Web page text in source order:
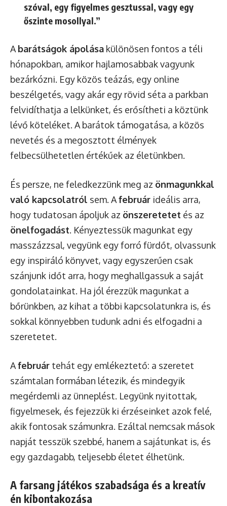
szóval, egy figyelmes gesztussal, vagy egy
őszinte mosollyal.”
A barátságok ápolása különösen fontos a téli
hónapokban, amikor hajlamosabbak vagyunk
bezárkózni. Egy közös teázás, egy online
beszélgetés, vagy akár egy rövid séta a parkban
felvidíthatja a lelkünket, és erősítheti a köztünk
lévő köteléket. A barátok támogatása, a közös
nevetés és a megosztott élmények
felbecsülhetetlen értékűek az életünkben.
És persze, ne feledkezzünk meg az önmagunkkal
való kapcsolatról sem. Afebruár ideális arra,
hogy tudatosan ápoljuk az önszeretetet és az
önelfogadást. Kényeztessük magunkat egy
masszázzsal, vegyünk egy forró fürdőt, olvassunk
egy inspiráló könyvet, vagy egyszerűen csak
szánjunk időt arra, hogy meghallgassuk a saját
gondolatainkat. Ha jól érezzük magunkat a
bőrünkben, az kihat a többi kapcsolatunkra is, és
sokkal könnyebben tudunk adni és elfogadni a
szeretetet.
Afebruár tehát egy emlékeztető: a szeretet
számtalan formában létezik, és mindegyik
megérdemli az ünneplést. Legyünk nyitottak,
figyelmesek, és fejezzük ki érzéseinket azok felé,
akik fontosak számunkra. Ezáltal nemcsak mások
napját tesszük szebbé, hanem a sajátunkat is, és
egy gazdagabb, teljesebb életet élhetünk.
A farsang játékos szabadsága és a kreatív
én kibontakozása